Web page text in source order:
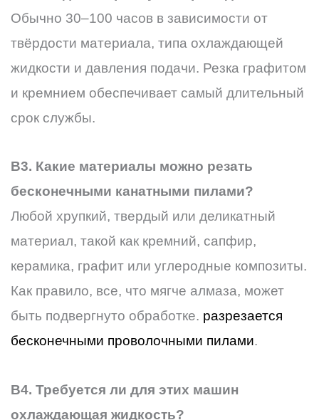
Обычно 30–100 часов в зависимости от
твёрдости материала, типа охлаждающей
жидкости и давления подачи. Резка графитом
и кремнием обеспечивает самый длительный
срок службы.
В3. Какие материалы можно резать
бесконечными канатными пилами?
Любой хрупкий, твердый или деликатный
материал, такой как кремний, сапфир,
керамика, графит или углеродные композиты.
Как правило, все, что мягче алмаза, может
быть подвергнуто обработке. разрезается
бесконечными проволочными пилами.
В4. Требуется ли для этих машин
охлаждающая жидкость?